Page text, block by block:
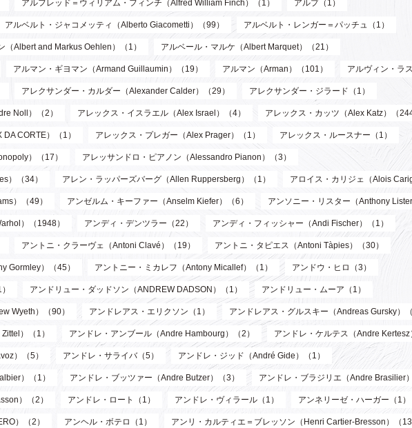
アルフレッド＝ウィリアム・フィンチ（Alfred William Finch）（1） アルプ（1）
アルベルト・ジャコメッティ（Alberto Giacometti）（99） アルベルト・レンガー＝パッチュ（1）
（Albert and Markus Oehlen）（1） アルベール・マルケ（Albert Marquet）（21）
アルマン・ギヨマン（Armand Guillaumin）（19） アルマン（Arman）（101） アルヴィン・ラ
アレクサンダー・カルダー（Alexander Calder）（29） アレクサンダー・ジラード（1）
Noll）（2） アレックス・イスラエル（Alex Israel）（4） アレックス・カッツ（Alex Katz）（
CORTE）（1） アレックス・プレガー（Alex Prager）（1） アレックス・ルースナー（1）
）（17） アレッサンドロ・ピアノン（Alessandro Pianon）（3）
）（34） アレン・ラッパーズバーグ（Allen Ruppersberg）（1） アロイス・カリジェ（Alois
）（49） アンゼルム・キーファー（Anselm Kiefer）（6） アンソニー・リスター（Anthony
）（1948） アンディ・デンツラー（22） アンディ・フィッシャー（Andi Fischer）（1）
アントニ・クラーヴェ（Antoni Clavé）（19） アントニ・タピエス（Antoni Tàpies）（30）
Gormley）（45） アントニー・ミカレフ（Antony Micallef）（1） アンドウ・ヒロ（3）
アンドリュー・ダッドソン（ANDREW DADSON）（1） アンドリュー・ムーア（1）
Wyeth）（90） アンドレアス・エリクソン（1） アンドレアス・グルスキー（Andreas Gursky）
）（1） アンドレ・アンブール（Andre Hambourg）（2） アンドレ・ケルテス（Andre
）（5） アンドレ・サライバ（5） アンドレ・ジッド（André Gide）（1）
）（1） アンドレ・ブッツァー（Andre Butzer）（3） アンドレ・ブラジリエ（Andre Brasilier
）（2） アンドレ・ロート（1） アンドレ・ヴィラール（1） アンネリーゼ・ハーガー（1）
）（2） アンヘル・ボテロ（1） アンリ・カルティエ＝ブレッソン（Henri Cartier-Bresson）（